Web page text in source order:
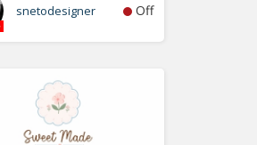
snetodesigner Off